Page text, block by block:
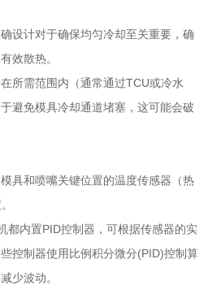
设计对于确保均匀冷却至关重要，确
效散热。
所需范围内（通常通过TCU或冷水
避免模具冷却通道堵塞，这可能会破
具和喷嘴关键位置的温度传感器（热
都内置PID控制器，可根据传感器的实
控制器使用比例积分微分(PID)控制算
少波动。